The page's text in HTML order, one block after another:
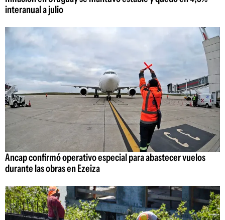
interanual a julio
Ancap confirmó operativo especial para abastecer vuelos
durante las obras en Ezeiza